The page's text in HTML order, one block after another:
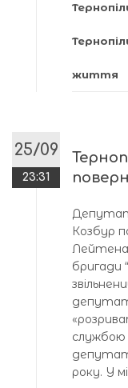
життя
25/09
23:31
Депутат
Козбур
бригади
службою
року. У